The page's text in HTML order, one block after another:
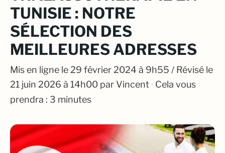
TUNISIE : NOTRE
SÉLECTION DES
MEILLEURES ADRESSES
Mis en ligne le 29 février 2024 à 9h55 / Révisé le
21 juin 2026 à 14h00 par Vincent · Cela vous
prendra : 3 minutes